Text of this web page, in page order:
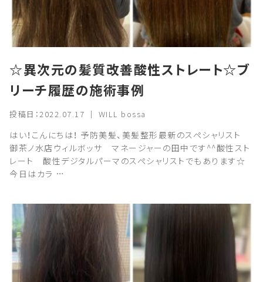
☆異次元の髪質改善酸性ストレート☆ブ
リーチ履歴の施術事例
投稿日：2022.07.17 ｜ WILL bossa
はい！こんにちは！ 予防美髪、美髪整形最新のスペシャリスト
御茶ノ水店ウィルボッサ マネージャーの田中です^^酸性スト
レート 酸性デジタルパーマのスペシャリストでもあります☆
今日はカラ …